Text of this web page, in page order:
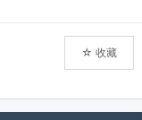
☆ 收藏